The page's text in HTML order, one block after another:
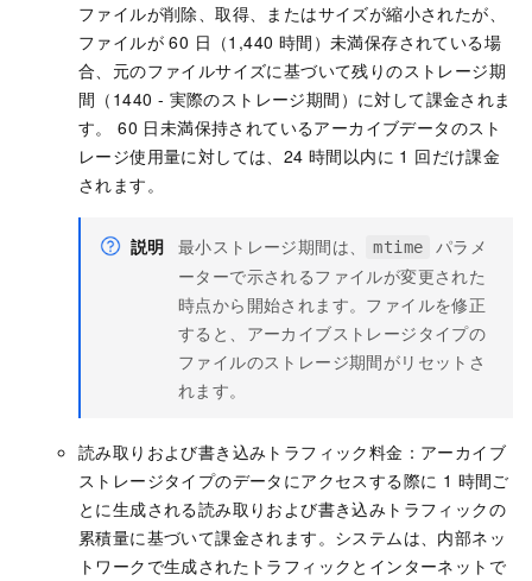
ファイルが削除、取得、またはサイズが縮小されたが、
ファイルが 60 日（1,440 時間）未満保存されている場
合、元のファイルサイズに基づいて残りのストレージ期
間（1440 - 実際のストレージ期間）に対して課金されま
す。 60 日未満保持されているアーカイブデータのスト
レージ使用量に対しては、24 時間以内に 1 回だけ課金
されます。
説明 最小ストレージ期間は、 mtime
パラメ
ーターで示されるファイルが変更された
時点から開始されます。ファイルを修正
すると、アーカイブストレージタイプの
ファイルのストレージ期間がリセットさ
れます。
読み取りおよび書き込みトラフィック料金：アーカイブ
ストレージタイプのデータにアクセスする際に 1 時間ご
とに生成される読み取りおよび書き込みトラフィックの
累積量に基づいて課金されます。システムは、内部ネッ
トワークで生成されたトラフィックとインターネットで